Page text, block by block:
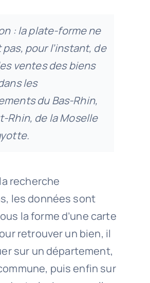
: la plate-forme ne
pour l’instant, de
ventes des biens
les
du Bas-Rhin,
Rhin, de la Moselle
recherche
les données sont
la forme d’une carte
retrouver un bien, il
sur un département,
puis enfin sur